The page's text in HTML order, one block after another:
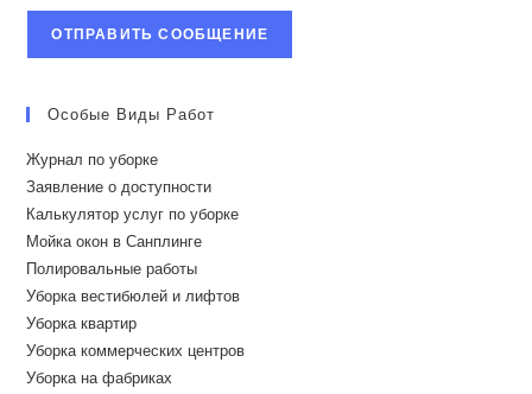
ОТПРАВИТЬ СООБЩЕНИЕ
Особые Виды Работ
Журнал по уборке
Заявление о доступности
Калькулятор услуг по уборке
Мойка окон в Санплинге
Полировальные работы
Уборка вестибюлей и лифтов
Уборка квартир
Уборка коммерческих центров
Уборка на фабриках